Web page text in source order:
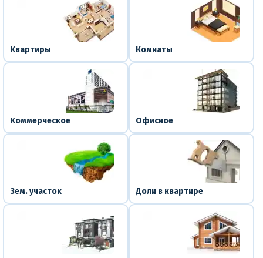
Квартиры Комнаты
Коммерческое Офисное
Зем. участок Доли в квартире